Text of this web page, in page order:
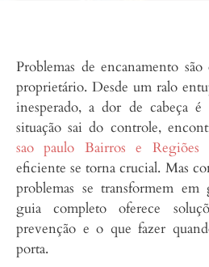
Problemas de encanamento
proprietário. Desde um ralo
inesperado, a dor de cabeça
situação sai do controle,
sao paulo Bairros e Regiões
eficiente se torna crucial. Mas
problemas se transformem em
guia completo oferece
prevenção e o que fazer
porta.